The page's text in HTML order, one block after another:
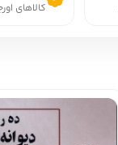
کالاهای